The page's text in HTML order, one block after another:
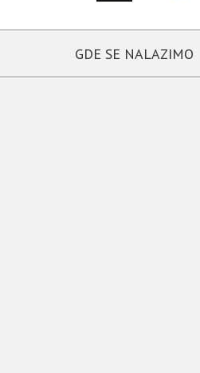
GDE SE NALAZIMO